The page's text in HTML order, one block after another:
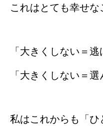
これはとても幸せな
「大きくしない＝
「大きくしない＝選
私はこれからも「